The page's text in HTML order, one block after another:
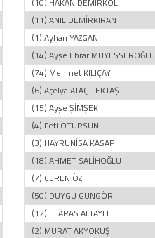
(11) ANIL DEMİRKIRAN
(1) Ayhan YAZGAN
(14) Ayşe Ebrar MÜYESSEROĞLU
(74) Mehmet KILIÇAY
(6) Açelya ATAÇ TEKTAŞ
(15) Ayşe ŞİMŞEK
(4) Feti OTURSUN
(3) HAYRUNİSA KASAP
(18) AHMET SALİHOĞLU
(7) CEREN ÖZ
(50) DUYGU GÜNGÖR
(12) E. ARAS ALTAYLI
(2) MURAT AKYOKUŞ